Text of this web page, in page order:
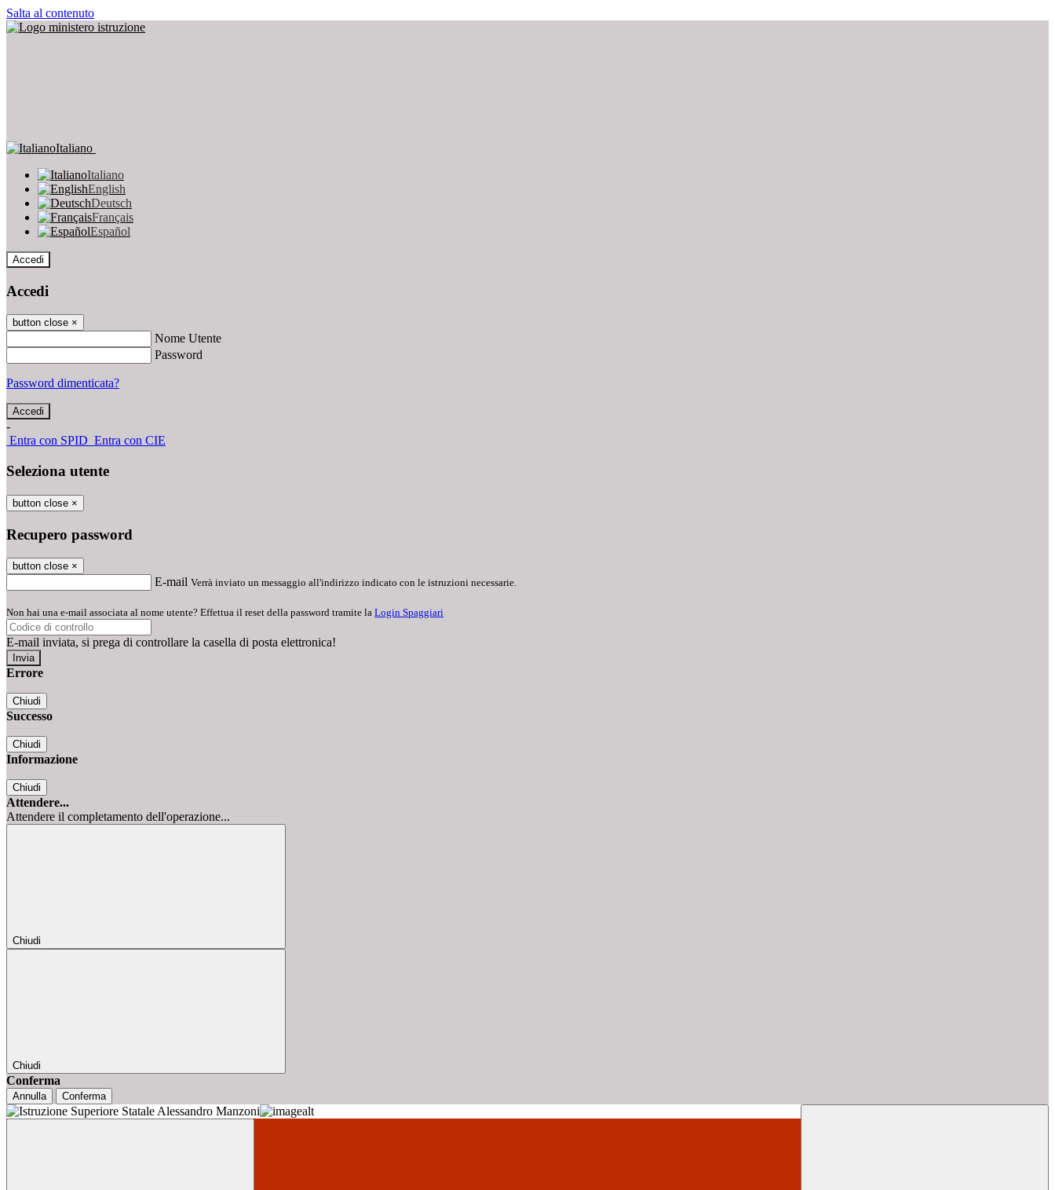
Salta al contenuto
Italiano
Italiano
English
Deutsch
Français
Español
Accedi
Accedi
button close ×
Nome Utente
Password
Password dimenticata?
-
Entra con SPID Entra con CIE
Seleziona utente
button close ×
Recupero password
button close ×
E-mail Verrà inviato un messaggio all'indirizzo indicato con le istruzioni necessarie.
Non hai una e-mail associata al nome utente? Effettua il reset della password tramite la Login Spaggiari
E-mail inviata, si prega di controllare la casella di posta elettronica!
Errore
Chiudi
Successo
Chiudi
Informazione
Chiudi
Attendere...
Attendere il completamento dell'operazione...
Chiudi
Chiudi
Conferma
Annulla Conferma